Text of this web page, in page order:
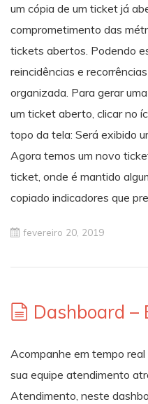
um cópia de um ticket já
comprometimento das
tickets abertos. Podendo
reincidências e
organizada. Para gerar
um ticket aberto, clicar no
topo da tela: Será exibido
Agora temos um novo
ticket, onde é mantido
copiado indicadores que
fevereiro 20, 2019
Dashboard –
Acompanhe em tempo
sua equipe atendimento
Atendimento, neste